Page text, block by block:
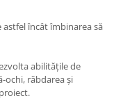
încât îmbinarea să
abilităţile de
ochi, răbdarea şi